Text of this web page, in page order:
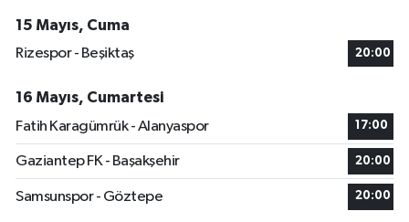
15 Mayıs, Cuma
Rizespor - Beşiktaş
20:00
16 Mayıs, Cumartesi
Fatih Karagümrük - Alanyaspor
17:00
Gaziantep FK - Başakşehir 20:00
Samsunspor - Göztepe 20:00